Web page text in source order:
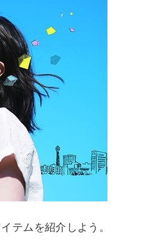
テムを紹介しよう。